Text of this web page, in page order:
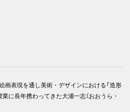
画表現を通し美術・デザインにおける「造形
に長年携わってきた大浦一志（おおうら・